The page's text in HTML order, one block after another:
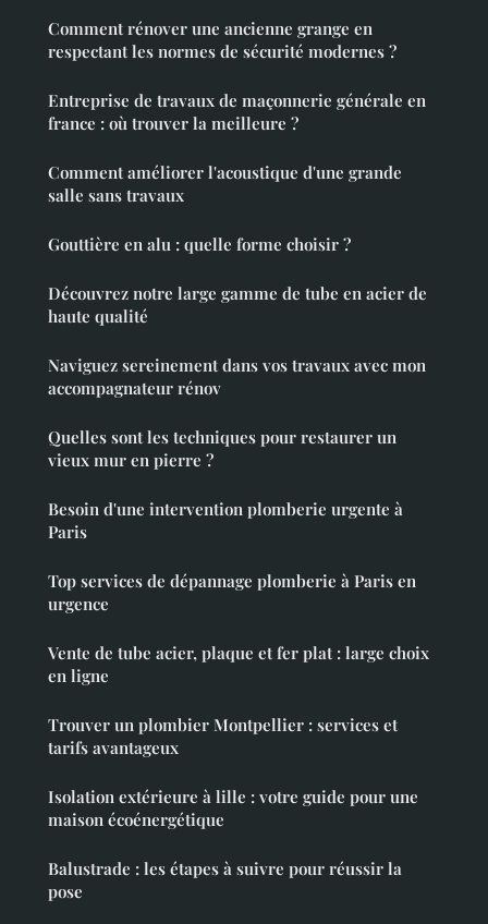
Comment rénover une ancienne grange en
respectant les normes de sécurité modernes ?
Entreprise de travaux de maçonnerie générale en
france : où trouver la meilleure ?
Comment améliorer l'acoustique d'une grande
salle sans travaux
Gouttière en alu : quelle forme choisir ?
Découvrez notre large gamme de tube en acier de
haute qualité
Naviguez sereinement dans vos travaux avec mon
accompagnateur rénov
Quelles sont les techniques pour restaurer un
vieux mur en pierre ?
Besoin d'une intervention plomberie urgente à
Paris
Top services de dépannage plomberie à Paris en
urgence
Vente de tube acier, plaque et fer plat : large choix
en ligne
Trouver un plombier Montpellier : services et
tarifs avantageux
Isolation extérieure à lille : votre guide pour une
maison écoénergétique
Balustrade : les étapes à suivre pour réussir la
pose